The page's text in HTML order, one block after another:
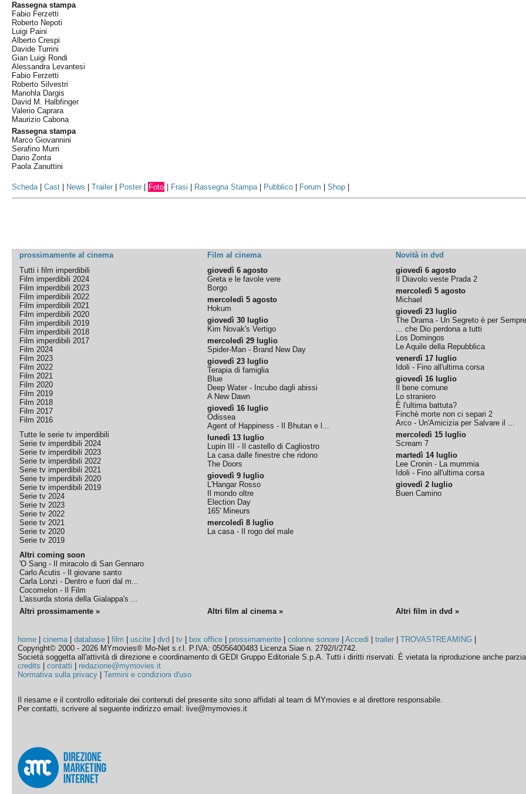
Rassegna stampa
Fabio Ferzetti
Roberto Nepoti
Luigi Paini
Alberto Crespi
Davide Turrini
Gian Luigi Rondi
Alessandra Levantesi
Fabio Ferzetti
Roberto Silvestri
Manohla Dargis
David M. Halbfinger
Valerio Caprara
Maurizio Cabona
Rassegna stampa
Marco Giovannini
Serafino Murri
Dario Zonta
Paola Zanuttini
Scheda|Cast News |Trailer Poster Foto Frasi Rassegna Stampa| Pubblico Forum |Shop
prossimamente al cinema Film al cinema Novità in dvd
Tutti i film imperdibili
Film imperdibili 2024
Film imperdibili 2023
Film imperdibili 2022
Film imperdibili 2021
Film imperdibili 2020
Film imperdibili 2019
Film imperdibili 2018
Film imperdibili 2017
Film 2024
Film 2023
Film 2022
Film 2021
Film 2020
Film 2019
Film 2018
Film 2017
Film 2016
Tutte le serie tv imperdibili
Serie tv imperdibili 2024
Serie tv imperdibili 2023
Serie tv imperdibili 2022
Serie tv imperdibili 2021
Serie tv imperdibili 2020
Serie tv imperdibili 2019
Serie tv 2024
Serie tv 2023
Serie tv 2022
Serie tv 2021
Serie tv 2020
Serie tv 2019
Altri coming soon
'O Sang - Il miracolo di San Gennaro
Carlo Acutis - Il giovane santo
Carla Lonzi - Dentro e fuori dal m...
Cocomelon - Il Film
L'assurda storia della Gialappa's ...
giovedì 6 agosto
Greta e le favole vere
Borgo
mercoledì 5 agosto
Hokum
giovedì 30 luglio
Kim Novak's Vertigo
mercoledì 29 luglio
Spider-Man - Brand New Day
giovedì 23 luglio
Terapia di famiglia
Blue
Deep Water - Incubo dagli abissi
A New Dawn
giovedì 16 luglio
Odissea
Agent of Happiness - Il Bhutan e l...
lunedì 13 luglio
Lupin III - Il castello di Cagliostro
La casa dalle finestre che ridono
The Doors
giovedì 9 luglio
L'Hangar Rosso
Il mondo oltre
Election Day
165' Mineurs
mercoledì 8 luglio
La casa - Il rogo del male
giovedì 6 agosto
Il Diavolo veste Prada 2
mercoledì 5 agosto
Michael
giovedì 23 luglio
The Drama - Un Segreto è per Sempre
... che Dio perdona a tutti
Los Domingos
Le Aquile della Repubblica
venerdì 17 luglio
Idoli - Fino all'ultima corsa
giovedì 16 luglio
Il bene comune
Lo straniero
È l'ultima battuta?
Finchè morte non ci separi 2
Arco - Un'Amicizia per Salvare il ...
mercoledì 15 luglio
Scream 7
martedì 14 luglio
Lee Cronin - La mummia
Idoli - Fino all'ultima corsa
giovedì 2 luglio
Buen Camino
Altri prossimamente » Altri film al cinema » Altri film in dvd »
home |cinema|database |film |uscite |dvd |tv box office prossimamente |colonne sonore |Accedi |trailer |TROVASTREAMING
Copyright© 2000 - 2026 MYmovies® Mo-Net s.r.l. P.IVA: 05056400483 Licenza Siae n. 2792/I/2742.
Società soggetta all'attività di direzione e coordinamento di GEDI Gruppo Editoriale S.p.A. Tutti i diritti riservati. È vietata la riproduzione anche
credits |contatti
redazione@mymovies.it
Normativa sulla privacy |Termini e condizioni d'uso
Il riesame e il controllo editoriale dei contenuti del presente sito sono affidati al team di MYmovies e al direttore responsabile.
Per contatti, scrivere al seguente indirizzo email: live@mymovies.it